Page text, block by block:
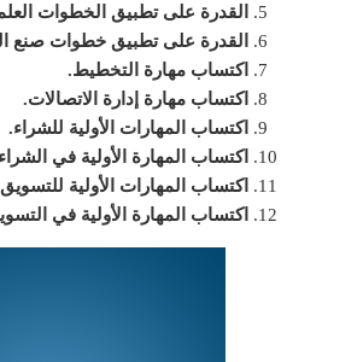
القدرة على تطبيق الخطوات
القدرة على تطبيق خطوات صنع
اكتساب مهارة التخطيط.
اكتساب مهارة إدارة الاتصالات.
اكتساب المهارات الأولية للشراء.
اكتساب المهارة الأولية في
اكتساب المهارات الأولية
اكتساب المهارة الأولية في